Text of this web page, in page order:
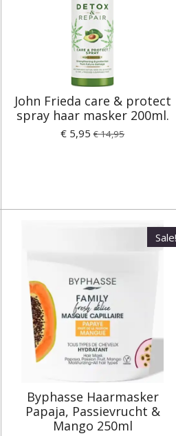
John Frieda care & protect
spray haar masker 200ml.
€ 5,95 € 14,95
Sale!
Byphasse Haarmasker
Papaja, Passievrucht &
Mango 250ml